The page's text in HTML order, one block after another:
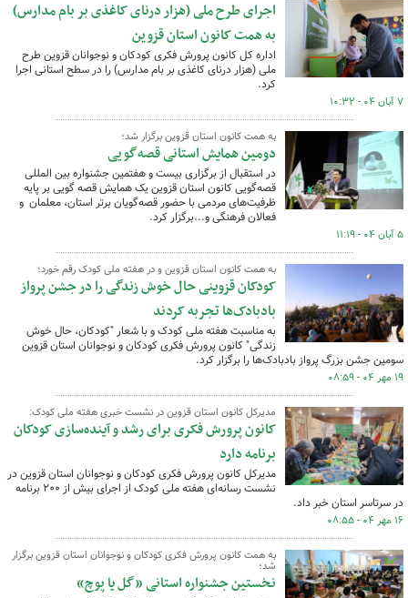
اجرای طرح ملی (هزار درنای کاغذی بر بام مدارس)
به همت کانون استان قزوین
اداره کل کانون پرورش فکری کودکان و نوجوانان قزوین طرح
ملی (هزار درنای کاغذی بر بام مدارس) را در سطح استانی اجرا
کرد.
۷ آبان ۰۴ - ۱۰:۳۲
به همت کانون استان قزوین برگزار شد؛
دومین همایش استانی قصه‌‍‌گویی
در استقبال از برگزاری بیست و هفتمین جشنواره بین المللی
قصه‌گویی کانون استان قزوین یک همایش قصه گویی بر پایه
ظرفیت‌های مردمی با حضور قصه‌گویان برتر استان، معلمان و
فعالان فرهنگی و...برگزار کرد.
۵ آبان ۰۴ - ۱۱:۱۹
به همت کانون استان قزوین و در هفته ملی کودک رقم خورد؛
کودکان قزوینی حال خوش زندگی را در جشن پرواز
بادبادک‌ها تجربه کردند
به مناسبت هفته ملی کودک و با شعار "کودکان، حال خوش
زندگی" کانون پرورش فکری کودکان و نوجوانان استان قزوین
سومین جشن بزرگ پرواز بادبادک‌ها را برگزار کرد.
۱۹ مهر ۰۴ - ۰۸:۵۹
مدیرکل کانون استان قزوین در نشست خبری هفته ملی کودک:
کانون پرورش فکری برای رشد و آینده‌سازی کودکان
برنامه دارد
مدیرکل کانون پرورش فکری کودکان و نوجوانان استان قزوین در
نشست رسانه‌ای هفته ملی کودک از اجرای بیش از ۲۰۰ برنامه
در سرتاسر استان خبر داد.
۱۶ مهر ۰۴ - ۰۸:۵۵
به همت کانون پرورش فکری کودکان و نوجوانان استان قزوین برگزار
شد؛
نخستین جشنواره استانی «گل یا پوچ»